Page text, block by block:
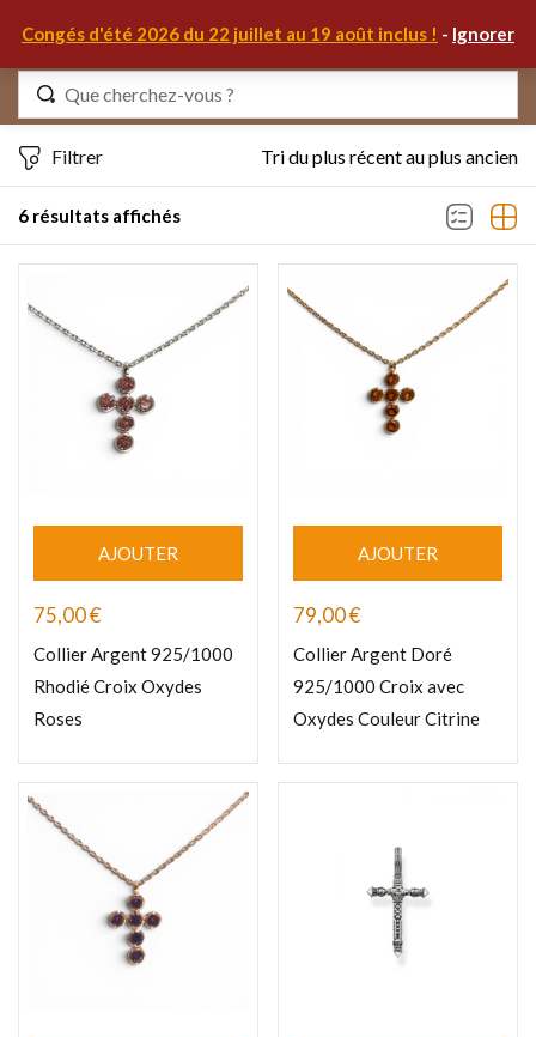
Congés d'été 2026 du 22 juillet au 19 août inclus ! - Ignorer
6 résultats affichés
Filtrer Tri du plus récent au plus ancien
AJOUTER
75,00€
Collier Argent 925/1000
Rhodié Croix Oxydes
Roses
AJOUTER
79,00€
Collier Argent Doré
925/1000 Croix avec
Oxydes Couleur Citrine
Identifiez-vous
Se souvenir de moi Mot de passe oublié ?